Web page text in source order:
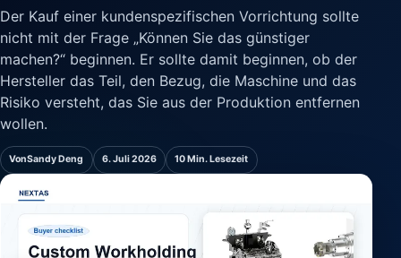
Der Kauf einer kundenspezifischen Vorrichtung sollte
nicht mit der Frage „Können Sie das günstiger
machen?“ beginnen. Er sollte damit beginnen, ob der
Hersteller das Teil, den Bezug, die Maschine und das
Risiko versteht, das Sie aus der Produktion entfernen
wollen.
VonSandy Deng 6. Juli 2026 10 Min. Lesezeit